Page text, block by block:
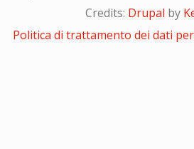
Credits: Drupal by
Politica di trattamento dei dati